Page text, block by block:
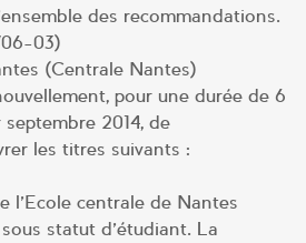
des recommandations.
06-03)
(Centrale Nantes)
pour une durée de 6
2014, de
les titres suivants :
l’Ecole centrale de Nantes
statut d’étudiant. La